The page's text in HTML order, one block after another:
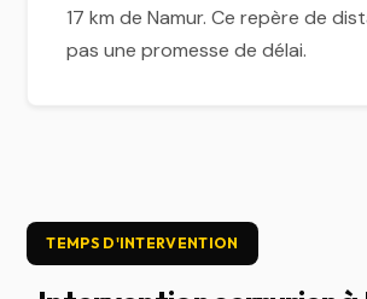
17 km de Namur. Ce repère de
pas une promesse de délai.
TEMPS D'INTERVENTION